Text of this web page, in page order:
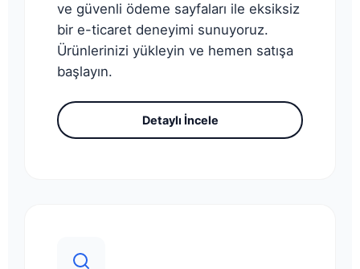
ve güvenli ödeme sayfaları ile eksiksiz
bir e-ticaret deneyimi sunuyoruz.
Ürünlerinizi yükleyin ve hemen satışa
başlayın.
Detaylı İncele